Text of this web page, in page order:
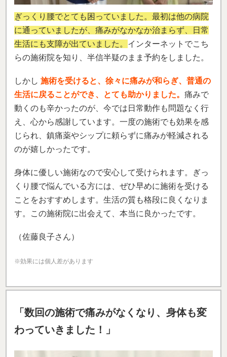
ぎっくり腰でとても困っていました。最初は他の病院
に通っていましたが、痛みがなかなか治まらず、日常
生活にも支障が出ていました。 インターネットでこち
らの施術院を知り、半信半疑のまま予約をしました。
しかし 施術を受けると、徐々に痛みが和らぎ、普通の
生活に戻ることができ、とても助かりました。 痛みで
動くのも辛かったのが、今では日常動作も問題なく行
え、心から感謝しています。一度の施術でも効果を感
じられ、鎮痛薬やシップに頼らずに痛みが軽減される
のが嬉しかったです。
身体に優しい施術なので安心して受けられます。ぎっ
くり腰で悩んでいる方には、ぜひ早めに施術を受ける
ことをおすすめします。生活の質も格段に良くなりま
す。この施術院に出会えて、本当に良かったです。
（佐藤良子さん）
※効果には個人差があります
「数回の施術で痛みがなくなり、身体も変
わっていきました！」